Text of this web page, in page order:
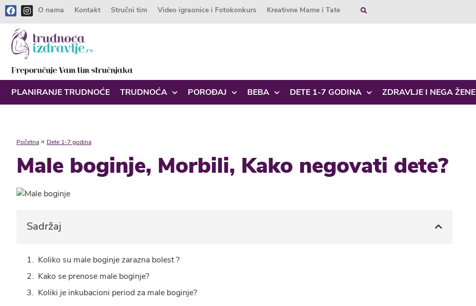
O nama Kontakt Stručni tim Video igraonice i Fotokonkurs Kreativne Mame i Tate
PLANIRANJE TRUDNOĆE TRUDNOĆA POROĐAJ BEBA DETE 1-7 GODINA ZDRAVLJE I NEGA ŽENE
Početna » Dete 1-7 godina
Male boginje, Morbili, Kako negovati dete?
Sadržaj
Koliko su male boginje zarazna bolest ?
Kako se prenose male boginje?
Koliki je inkubacioni period za male boginje?